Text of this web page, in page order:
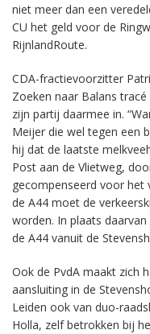
niet meer dan een
CU het geld voor de
RijnlandRoute.
CDA-fractievoorzitter
Zoeken naar Balans
zijn partij daarmee in.
Meijer die wel tegen een
hij dat de laatste
Post aan de Vlietweg,
gecompenseerd voor het
de A44 moet de
worden. In plaats
de A44 vanuit de
Ook de PvdA maakt zich
aansluiting in de
Leiden ook van duo-
Holla, zelf betrokken bij